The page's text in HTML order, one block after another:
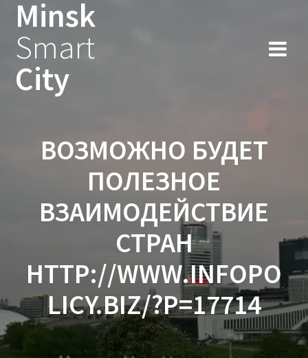
Minsk
Smart
City
ВОЗМОЖНО БУДЕТ
ПОЛЕЗНОЕ
ВЗАИМОДЕЙСТВИЕ
СТРАН
HTTP://WWW.INFOPO
LICY.BIZ/?P=17714